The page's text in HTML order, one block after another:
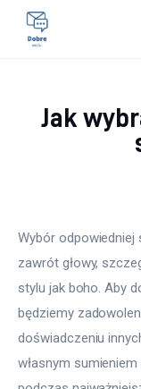
Lifestyle
Jak
Wybór odpowiedniej
zawrót głowy,
stylu jak boho. Aby
będziemy
doświadczeniu
własnym